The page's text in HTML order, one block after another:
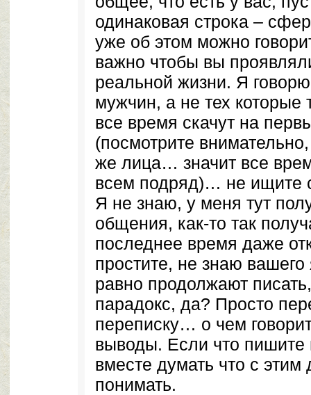
одинаковая строка –
уже об этом можно
важно чтобы вы
реальной жизни. Я
мужчин, а не тех которые
все время скачут на
(посмотрите
же лица… значит все
всем подряд)… не ищите
Я не знаю, у меня тут
общения, как-то так
последнее время даже
простите, не знаю
равно продолжают
парадокс, да? Просто
переписку… о чем
выводы. Если что пишите
вместе думать что с этим
понимать.